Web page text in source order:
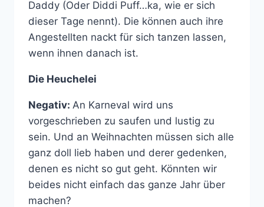
Daddy (Oder Diddi Puff…ka, wie er sich
dieser Tage nennt). Die können auch ihre
Angestellten nackt für sich tanzen lassen,
wenn ihnen danach ist.
Die Heuchelei
Negativ: An Karneval wird uns
vorgeschrieben zu saufen und lustig zu
sein. Und an Weihnachten müssen sich alle
ganz doll lieb haben und derer gedenken,
denen es nicht so gut geht. Könnten wir
beides nicht einfach das ganze Jahr über
machen?